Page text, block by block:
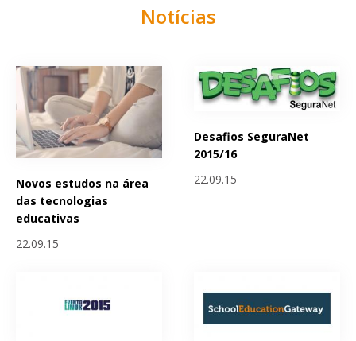
Notícias
Novos estudos na área
das tecnologias
educativas
22.09.15
Desafios SeguraNet
2015/16
22.09.15
Páginas